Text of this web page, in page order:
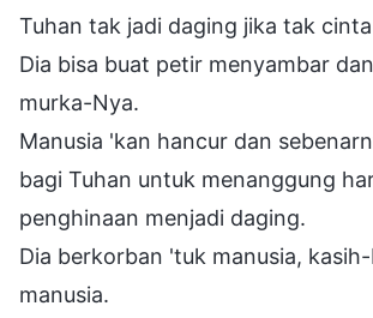
Tuhan tak jadi daging jika tak
Dia bisa buat petir menyambar
murka-Nya.
Manusia 'kan hancur dan
bagi Tuhan untuk menanggung
penghinaan menjadi daging.
Dia berkorban 'tuk manusia,
manusia.